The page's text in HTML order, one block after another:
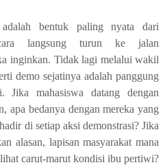
bentuk paling nyata dari
langsung turun ke jalan
inginkan. Tidak lagi melalui wakil
demo sejatinya adalah panggung
Jika mahasiswa datang dengan
apa bedanya dengan mereka yang
di setiap aksi demonstrasi? Jika
alasan, lapisan masyarakat mana
carut-marut kondisi ibu pertiwi?